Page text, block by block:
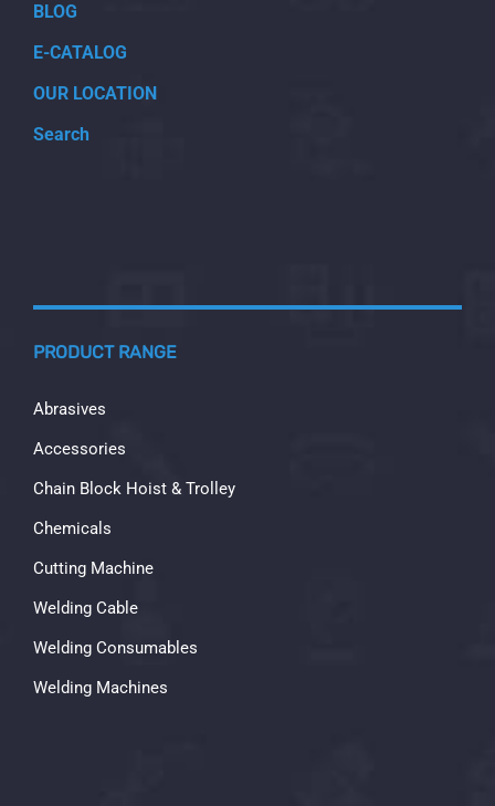
BLOG
E-CATALOG
OUR LOCATION
Search
PRODUCT RANGE
Abrasives
Accessories
Chain Block Hoist & Trolley
Chemicals
Cutting Machine
Welding Cable
Welding Consumables
Welding Machines